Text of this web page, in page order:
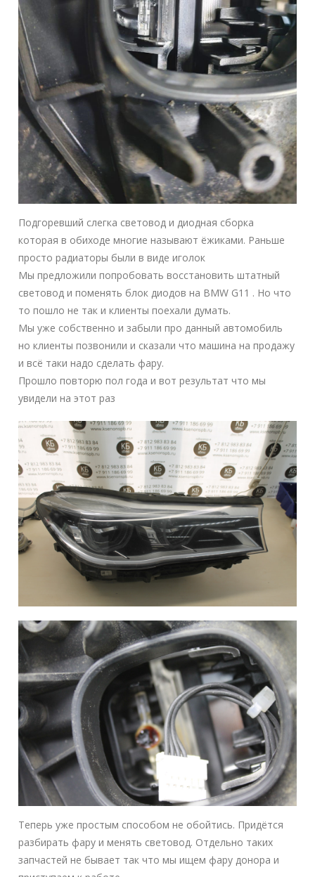
Подгоревший слегка световод и диодная сборка
которая в обиходе многие называют ёжиками. Раньше
просто радиаторы были в виде иголок
Мы предложили попробовать восстановить штатный
световод и поменять блок диодов на BMW G11 . Но что
то пошло не так и клиенты поехали думать.
Мы уже собственно и забыли про данный автомобиль
но клиенты позвонили и сказали что машина на продажу
и всё таки надо сделать фару.
Прошло повторю пол года и вот результат что мы
увидели на этот раз
Теперь уже простым способом не обойтись. Придётся
разбирать фару и менять световод. Отдельно таких
запчастей не бывает так что мы ищем фару донора и